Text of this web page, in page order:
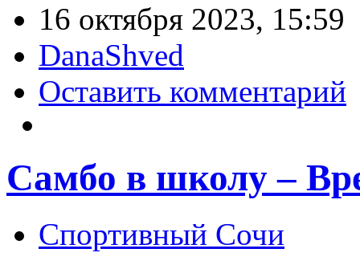
16 октября 2023, 15:59
DanaShved
Оставить комментарий
Самбо в школу –
Спортивный Сочи